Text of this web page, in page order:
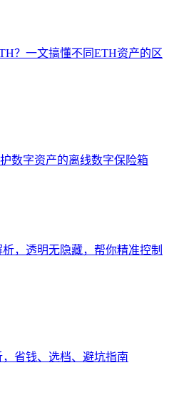
？一文搞懂不同ETH资产的区
数字资产的离线数字保险箱
，透明无隐藏，帮你精准控制
省钱、选档、避坑指南